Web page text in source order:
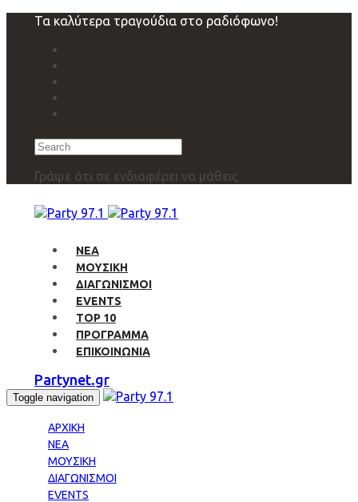
navigation
Τα καλύτερα τραγούδια στο ραδιόφωνο!
Search
Γράψε ότι σε ενδιαφέρει να μάθεις
ΝΕΑ
ΜΟΥΣΙΚΗ
ΔΙΑΓΩΝΙΣΜΟΙ
EVENTS
TOP 10
ΠΡΟΓΡΑΜΜΑ
ΕΠΙΚΟΙΝΩΝΙΑ
Partynet.gr
Toggle navigation
ΑΡΧΙΚΗ
ΝΕΑ
ΜΟΥΣΙΚΗ
ΔΙΑΓΩΝΙΣΜΟΙ
EVENTS